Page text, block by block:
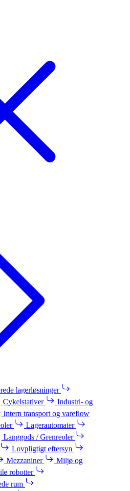
lagerløsninger
Cykelstativer
Industri- og
Intern transport og vareflow
Lagerautomater
Langgods / Grenreoler
Lovpligtigt eftersyn
Mezzaniner
Miljø og
robotter
rum